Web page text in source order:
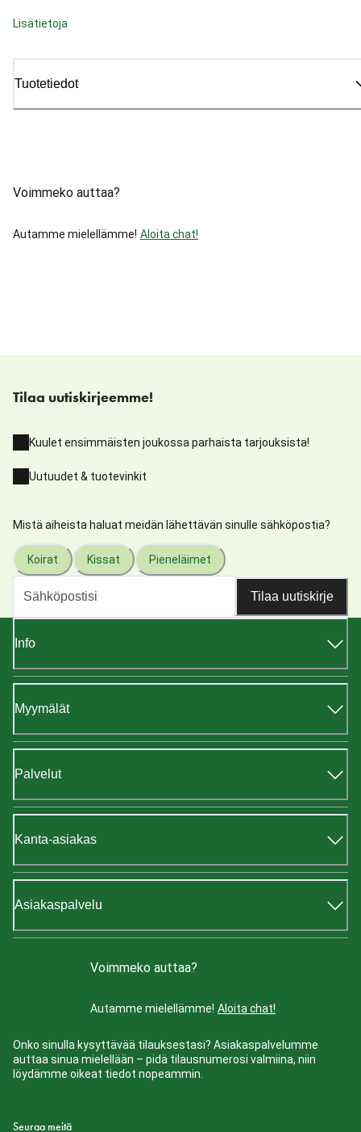
Lisätietoja
Tuotetiedot
Voimmeko auttaa?
Autamme mielellämme! Aloita chat!
Tilaa uutiskirjeemme!
Kuulet ensimmäisten joukossa parhaista tarjouksista!
Uutuudet & tuotevinkit
Mistä aiheista haluat meidän lähettävän sinulle sähköpostia?
Koirat Kissat Pieneläimet
Tilaa uutiskirje
Info
Myymälät
Palvelut
Kanta-asiakas
Asiakaspalvelu
Voimmeko auttaa?
Autamme mielellämme! Aloita chat!
Onko sinulla kysyttävää tilauksestasi? Asiakaspalvelumme
auttaa sinua mielellään – pidä tilausnumerosi valmiina, niin
löydämme oikeat tiedot nopeammin.
Seuraa meitä